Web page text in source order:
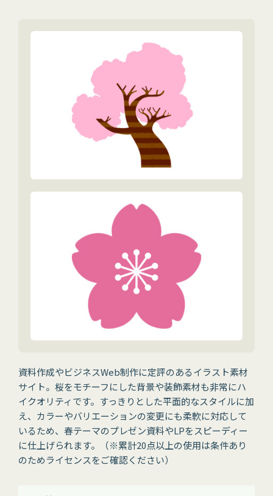
資料作成やビジネスWeb制作に定評のあるイラスト素材
サイト。桜をモチーフにした背景や装飾素材も非常にハ
イクオリティです。すっきりとした平面的なスタイルに加
え、カラーやバリエーションの変更にも柔軟に対応して
いるため、春テーマのプレゼン資料やLPをスピーディー
に仕上げられます。（※累計20点以上の使用は条件あり
のためライセンスをご確認ください）